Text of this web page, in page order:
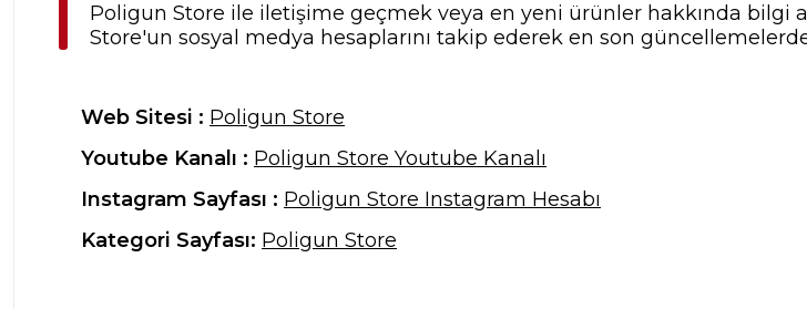
Poligun Store ile iletişime geçmek veya en yeni ürünler hakkında bilgi
Store'un sosyal medya hesaplarını takip ederek en son
Web Sitesi : Poligun Store
Youtube Kanalı : Poligun Store Youtube Kanalı
Instagram Sayfası : Poligun Store Instagram Hesabı
Kategori Sayfası: Poligun Store